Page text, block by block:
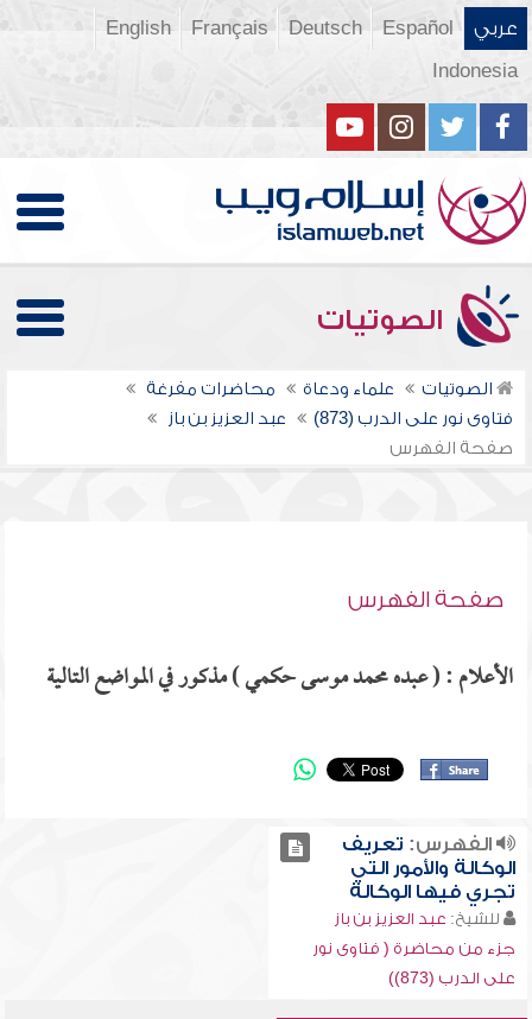
عربي Español
Deutsch
Français
English
Indonesia
الصوتيات
الصوتيات علماء ودعاة
محاضرات مفرغة
فتاوى نور على الدرب (873)
عبد العزيز بن باز
صفحة الفهرس
صفحة الفهرس
الأعلام : ( عبده محمد موسى حكمي ) مذكور في المواضع التالية
الفهرس: تعريف
الوكالة والأمور التي
تجري فيها الوكالة
للشيخ: عبد العزيز بن باز
جزء من محاضرة ( فتاوى نور
على الدرب (873))